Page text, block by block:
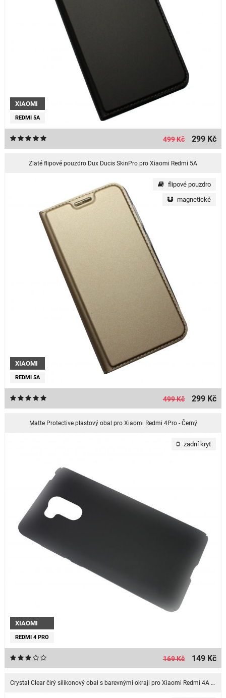
XIAOMI
REDMI 5A
499 Kč 299 Kč
Zlaté flipové pouzdro Dux Ducis SkinPro pro Xiaomi Redmi 5A
XIAOMI
REDMI 5A
flipové pouzdro
magnetické
499 Kč 299 Kč
Matte Protective plastový obal pro Xiaomi Redmi 4Pro - Černý
XIAOMI
REDMI 4 PRO
zadní kryt
169 Kč 149 Kč
Crystal Clear čirý silikonový obal s barevnými okraji pro Xiaomi Redmi 4A - Rose Gold